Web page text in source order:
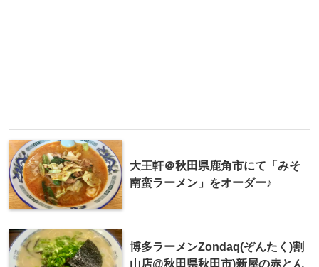
大王軒＠秋田県鹿角市にて「みそ
南蛮ラーメン」をオーダー♪
博多ラーメンZondaq(ぞんたく)割
山店@秋田県秋田市)新屋の赤とん